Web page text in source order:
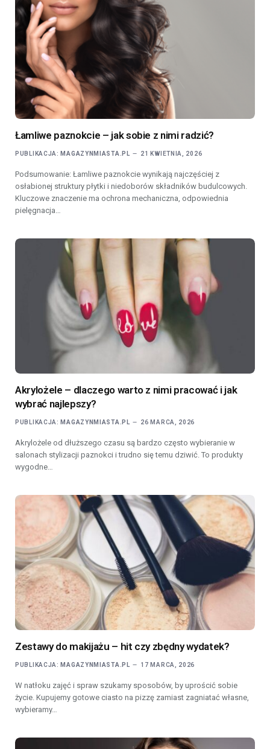
Łamliwe paznokcie – jak sobie z nimi radzić?
PUBLIKACJA: MAGAZYNMIASTA.PL 21 KWIETNIA, 2026
Podsumowanie: Łamliwe paznokcie wynikają najczęściej z
osłabionej struktury płytki i niedoborów składników budulcowych.
Kluczowe znaczenie ma ochrona mechaniczna, odpowiednia
pielęgnacja…
Akrylożele – dlaczego warto z nimi pracować i jak
wybrać najlepszy?
PUBLIKACJA: MAGAZYNMIASTA.PL 26 MARCA, 2026
Akrylożele od dłuższego czasu są bardzo często wybieranie w
salonach stylizacji paznokci i trudno się temu dziwić. To produkty
wygodne…
Zestawy do makijażu – hit czy zbędny wydatek?
PUBLIKACJA: MAGAZYNMIASTA.PL 17 MARCA, 2026
W natłoku zajęć i spraw szukamy sposobów, by uprościć sobie
życie. Kupujemy gotowe ciasto na pizzę zamiast zagniatać własne,
wybieramy…